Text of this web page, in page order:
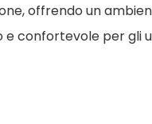
offrendo un
e confortevole per gli